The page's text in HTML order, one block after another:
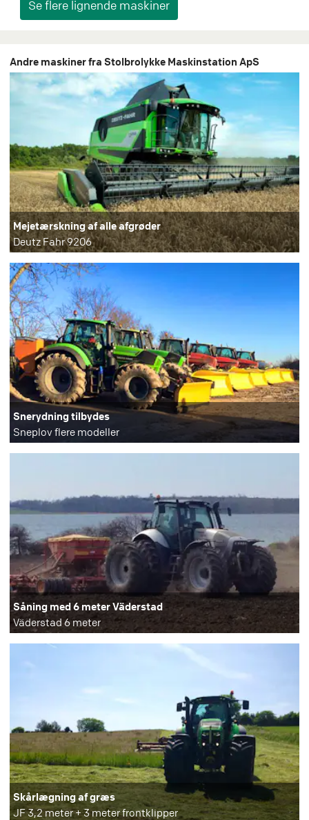
Andre maskiner fra Stolbrolykke Maskinstation ApS
Mejetærskning af alle afgrøder
Deutz Fahr 9206
Snerydning tilbydes
Sneplov flere modeller
Såning med 6 meter Väderstad
Väderstad 6 meter
Skårlægning af græs
JF 3,2 meter + 3 meter frontklipper